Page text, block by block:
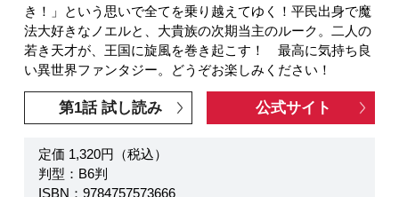
き！」という思いで全てを乗り越えてゆく！平民出身で魔
法大好きなノエルと、大貴族の次期当主のルーク。二人の
若き天才が、王国に旋風を巻き起こす！ 最高に気持ち良
い異世界ファンタジー。どうぞお楽しみください！
第1話 試し読み 公式サイト
定価 1,320円（税込）
判型：B6判
ISBN：9784757573666